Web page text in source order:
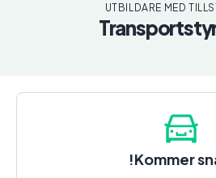
UTBILDARE MED
Kommer